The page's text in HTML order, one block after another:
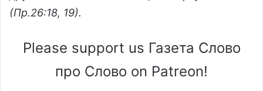
(Пр.26:18, 19).
Please support us Газета Слово
про Слово on Patreon!